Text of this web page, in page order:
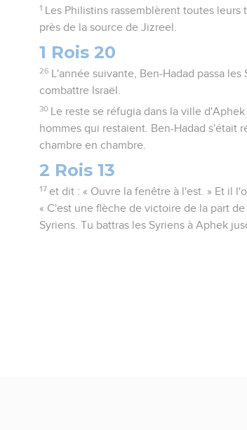
1
Les Philistins rassemblèrent toutes
près de la source de Jizreel.
1 Rois 20
26
L'année suivante, Ben-Hadad passa
combattre Israël.
30
Le reste se réfugia dans la ville
hommes qui restaient. Ben-Hadad s'était
chambre en chambre.
2 Rois 13
17 et dit : « Ouvre la fenêtre à l'est. » Et il
« C'est une flèche de victoire de la part
Syriens. Tu battras les Syriens à Aphek